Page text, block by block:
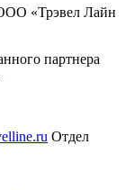
«Трэвел Лайн
партнера
Отдел